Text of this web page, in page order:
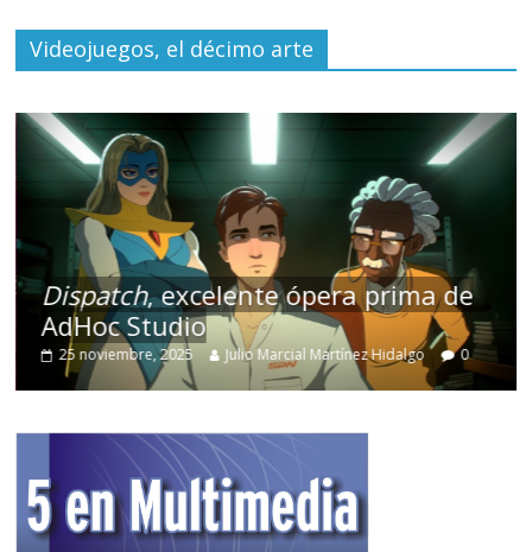
Videojuegos, el décimo arte
Dispatch, excelente ópera prima de
AdHoc Studio
25 noviembre, 2025 Julio Marcial Martínez Hidalgo 0